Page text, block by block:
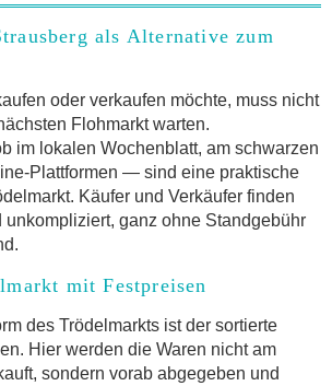
als Alternative zum
oder verkaufen möchte, muss nicht
Flohmarkt warten.
im lokalen Wochenblatt, am schwarzen
Plattformen — sind eine praktische
Käufer und Verkäufer finden
ganz ohne Standgebühr
mit Festpreisen
des Trödelmarkts ist der sortierte
Hier werden die Waren nicht am
sondern vorab abgegeben und